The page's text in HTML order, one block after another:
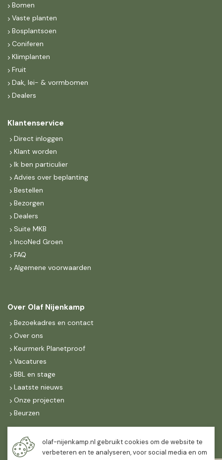
Bomen
Vaste planten
Bosplantsoen
Coniferen
Klimplanten
Fruit
Dak, lei- & vormbomen
Dealers
Klantenservice
Direct inloggen
Klant worden
Ik ben particulier
Advies over beplanting
Bestellen
Bezorgen
Dealers
Suite MKB
IncoNed Groen
FAQ
Algemene voorwaarden
Over Olaf Nijenkamp
Bezoekadres en contact
Over ons
Keurmerk Planetproof
Vacatures
BBL en stage
Laatste nieuws
Onze projecten
Beurzen
Maandag t/m vrijdag
07:30- 16:30
olaf-nijenkamp.nl gebruikt cookies om de website te
verbeteren en te analyseren, voor social media en om